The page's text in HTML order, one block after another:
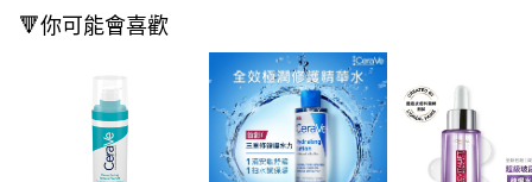
３．收到繳費通知簡訊後14天內，點擊此簡訊中的連結，可透過四大超商／
※ 請注意：結帳手續完成當下不需立刻繳費，但若您需要取消訂單，請聯絡
購買商品的店家。未經商家同意取消之訂單仍視為有效，需透過AFTEE先享
後付繳納相關費用。
※ 交易是否成功請以「AFTEE先享後付 」之結帳頁面顯示為準，若有關於
是否繳費成功／繳費後需取消欲退款等相關疑問，請聯繫「AFTEE先享後付
客戶支援中心」
https://netprotections.freshdesk.com/support/home
每筆NT$65，滿NT$390(含以上)免運費
每筆NT$65，滿NT$490(含以上)免運費
付款後萊爾富取貨
每筆NT$65，滿NT$490(含以上)免運費
🔻你可能會喜歡